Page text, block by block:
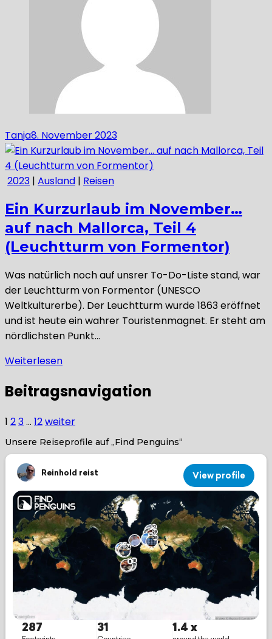
Tanja8. November 2023
2023 | Ausland | Reisen
Ein Kurzurlaub im November…
auf nach Mallorca, Teil 4
(Leuchtturm von Formentor)
Was natürlich noch auf unsrer To-Do-Liste stand, war
der Leuchtturm von Formentor (UNESCO
Weltkulturerbe). Der Leuchtturm wurde 1863 eröffnet
und ist heute ein wahrer Touristenmagnet. Er steht am
nördlichsten Punkt…
Weiterlesen
Beitragsnavigation
1 23… 12weiter
Unsere Reiseprofile auf „Find Penguins“